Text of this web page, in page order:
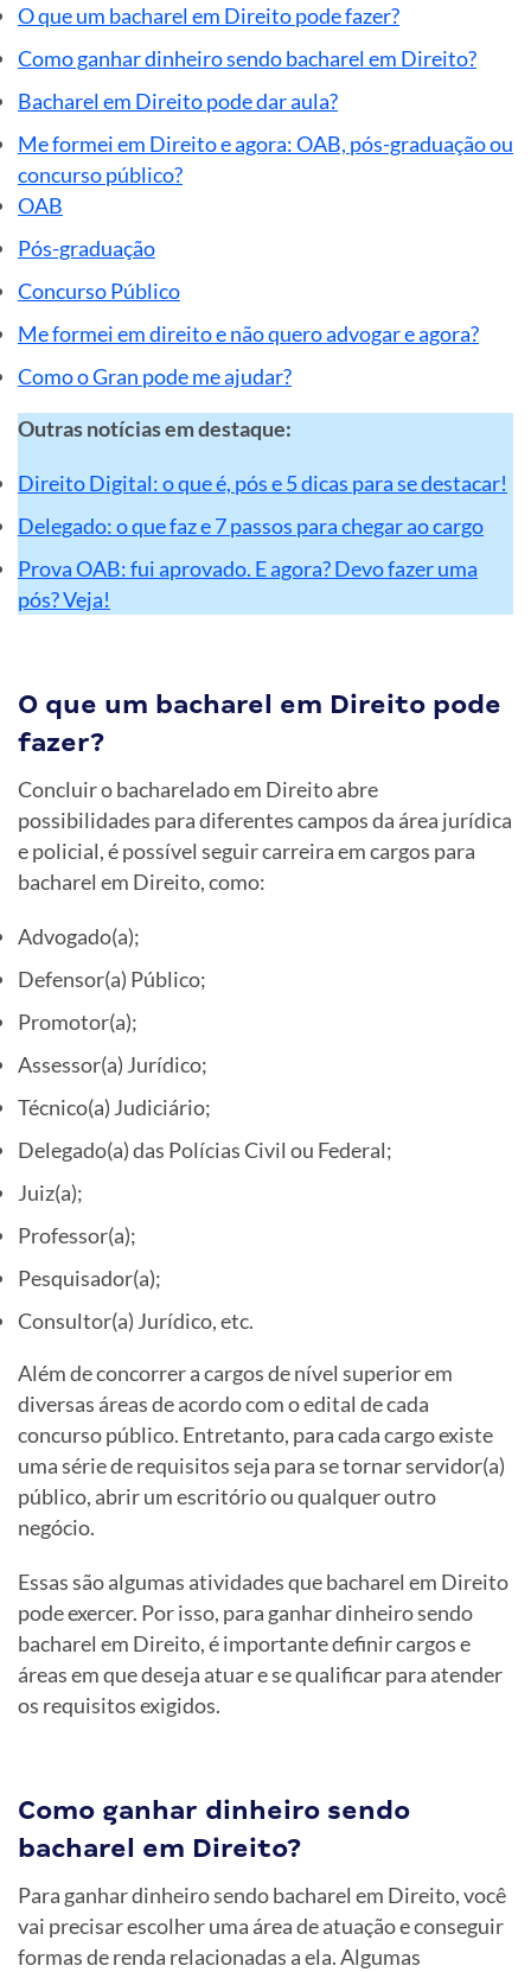
O que um bacharel em Direito pode fazer?
Como ganhar dinheiro sendo bacharel em Direito?
Bacharel em Direito pode dar aula?
Me formei em Direito e agora: OAB, pós-graduação ou
concurso público?
OAB
Pós-graduação
Concurso Público
Me formei em direito e não quero advogar e agora?
Como o Gran pode me ajudar?
Outras notícias em destaque:
Direito Digital: o que é, pós e 5 dicas para se destacar!
Delegado: o que faz e 7 passos para chegar ao cargo
Prova OAB: fui aprovado. E agora? Devo fazer uma
pós? Veja!
O que um bacharel em Direito pode
fazer?
Concluir o bacharelado em Direito abre
possibilidades para diferentes campos da área jurídica
e policial, é possível seguir carreira em cargos para
bacharel em Direito, como:
Advogado(a);
Defensor(a) Público;
Promotor(a);
Assessor(a) Jurídico;
Técnico(a) Judiciário;
Delegado(a) das Polícias Civil ou Federal;
Juiz(a);
Professor(a);
Pesquisador(a);
Consultor(a) Jurídico, etc.
Além de concorrer a cargos de nível superior em
diversas áreas de acordo com o edital de cada
concurso público. Entretanto, para cada cargo existe
uma série de requisitos seja para se tornar servidor(a)
público, abrir um escritório ou qualquer outro
negócio.
Essas são algumas atividades que bacharel em Direito
pode exercer. Por isso, para ganhar dinheiro sendo
bacharel em Direito, é importante definir cargos e
áreas em que deseja atuar e se qualificar para atender
os requisitos exigidos.
Como ganhar dinheiro sendo
bacharel em Direito?
Para ganhar dinheiro sendo bacharel em Direito, você
vai precisar escolher uma área de atuação e conseguir
formas de renda relacionadas a ela. Algumas